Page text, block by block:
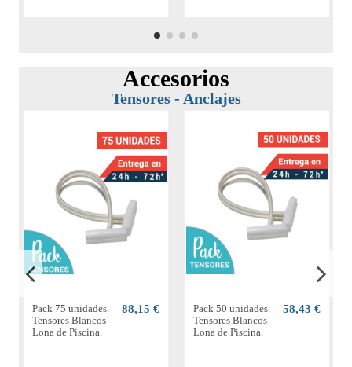
Accesorios
Tensores - Anclajes
Pack 75 unidades.
Tensores Blancos
Lona de Piscina.
88,15 €
Pack 50 unidades.
Tensores Blancos
Lona de Piscina.
58,43 €